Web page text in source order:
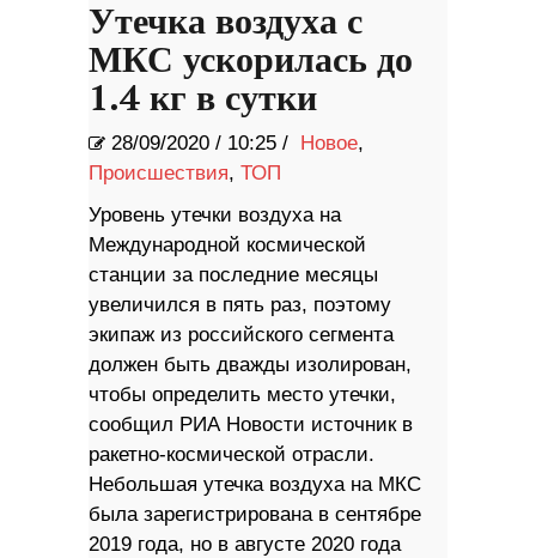
Утечка воздуха с
МКС ускорилась до
1.4 кг в сутки
28/09/2020 / 10:25 / Новое,
Происшествия, ТОП
Уровень утечки воздуха на
Международной космической
станции за последние месяцы
увеличился в пять раз, поэтому
экипаж из российского сегмента
должен быть дважды изолирован,
чтобы определить место утечки,
сообщил РИА Новости источник в
ракетно-космической отрасли.
Небольшая утечка воздуха на МКС
была зарегистрирована в сентябре
2019 года, но в августе 2020 года